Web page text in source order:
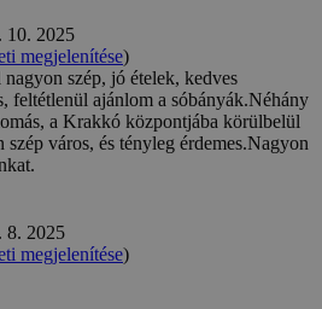
10. 2025
megjelenítése)
szép, jó ételek, kedves
feltétlenül ajánlom a sóbányák.Néhány
a Krakkó központjába körülbelül
város, és tényleg érdemes.Nagyon
8. 2025
megjelenítése)